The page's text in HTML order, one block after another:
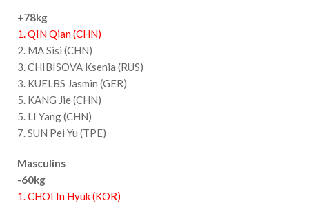
+78kg
1. QIN Qian (CHN)
2. MA Sisi (CHN)
3. CHIBISOVA Ksenia (RUS)
3. KUELBS Jasmin (GER)
5. KANG Jie (CHN)
5. LI Yang (CHN)
7. SUN Pei Yu (TPE)
Masculins
-60kg
1. CHOI In Hyuk (KOR)